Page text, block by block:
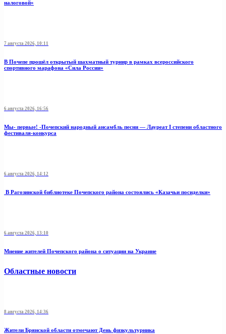
налоговой»
7 августа 2026, 10:11
В Почепе прошёл открытый шахматный турнир в рамках всероссийского
спортивного марафона «Сила России»
6 августа 2026, 16:56
Мы- первые! -Почепский народный ансамбль песни — Лауреат I степени областного
фестиваля-конкурса
6 августа 2026, 14:12
В Рагозинской библиотеке Почепского района состоялись «Казачьи посиделки»
6 августа 2026, 13:10
Мнение жителей Почепского района о ситуации на Украине
Областные новости
8 августа 2026, 14:36
Жители Брянской области отмечают День физкультурника